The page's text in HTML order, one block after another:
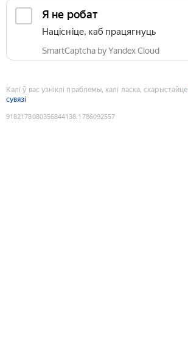
Я не робат
Націсніце, каб працягнуць
SmartCaptcha by Yandex Cloud
Калі ў вас узніклі праблемы, калі ласка, скарыстайце
сувязі
9182178080356844138:1786092557